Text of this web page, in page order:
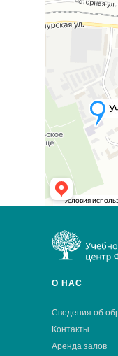
О НАС
Сведения об
Контакты
Аренда залов